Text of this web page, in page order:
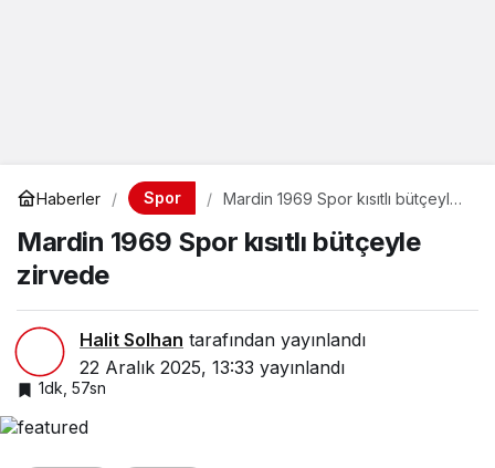
Haberler Spor
Mardin 1969 Spor kısıtlı bütçeyle
Mardin 1969 Spor kısıtlı bütçeyle
zirvede
Halit Solhan tarafından yayınlandı
22 Aralık 2025, 13:33 yayınlandı
1dk, 57sn